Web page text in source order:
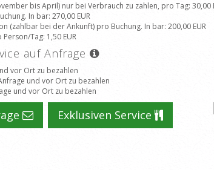
bis April) nur bei Verbrauch zu zahlen, pro Tag: 30,00
In bar: 270,00 EUR
(zahlbar bei der Ankunft) pro Buchung. In bar: 200,00 EUR
Person/Tag: 1,50 EUR
auf Anfrage
vor Ort zu bezahlen
und vor Ort zu bezahlen
und vor Ort zu bezahlen
Exklusiven Service